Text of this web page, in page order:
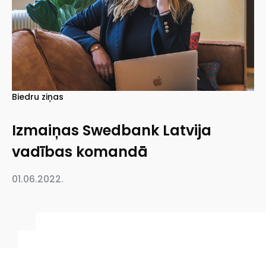
Biedru ziņas
Izmaiņas Swedbank Latvija
vadības komandā
01.06.2022.